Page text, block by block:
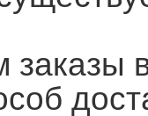
заказы